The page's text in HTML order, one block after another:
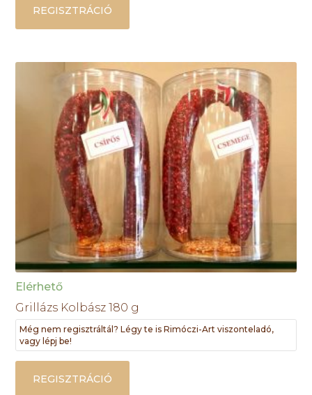
REGISZTRÁCIÓ
Elérhető
Grillázs Kolbász 180 g
Még nem regisztráltál? Légy te is Rimóczi-Art viszonteladó,
vagy lépj be!
REGISZTRÁCIÓ